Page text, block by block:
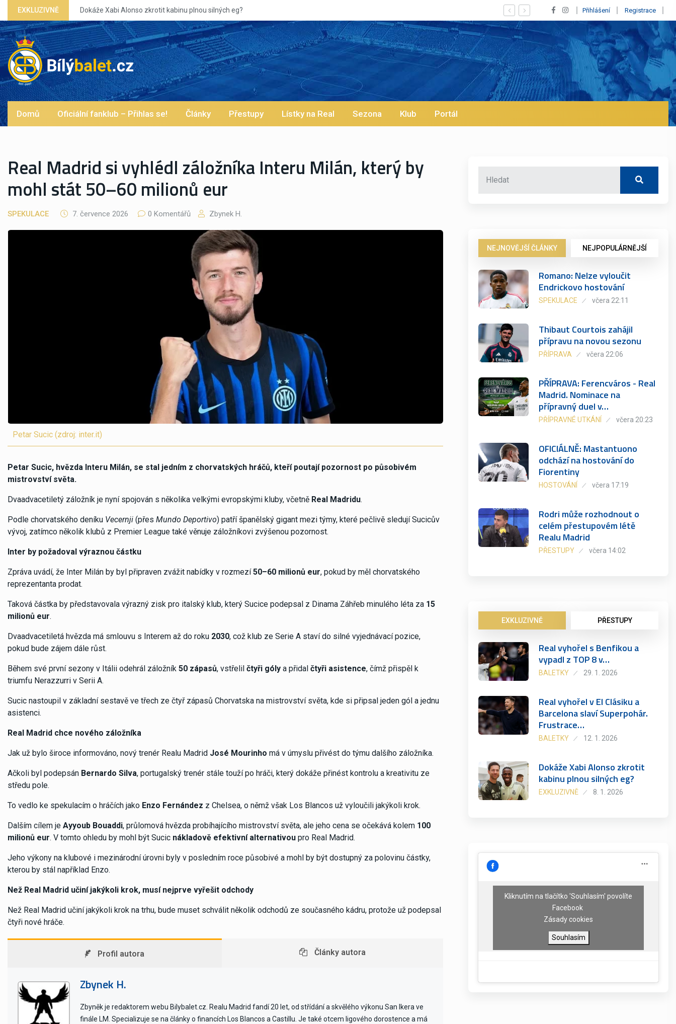
EXKLUZIVNĚDokáže Xabi Alonso zkrotit kabinu plnou silných eg? Vypískaný Vinícius! Blíží se jeho odchod z Realu a
Přihlášení Registrace
Domů Oficiální fanklub – Přihlas se! Články Přestupy Lístky na Real Sezona Klub Portál
Real Madrid si vyhlédl záložníka Interu Milán, který by
mohl stát 50–60 milionů eur
SPEKULACE 7. července 2026 0 Komentářů Zbynek H.
Petar Sucic (zdroj: inter.it)
Petar Sucic, hvězda Interu Milán, se stal jedním z chorvatských hráčů, kteří poutají pozornost po působivém
mistrovství světa.
Dvaadvacetiletý záložník je nyní spojován s několika velkými evropskými kluby, včetně Real Madridu.
Podle chorvatského deníku Vecernji (přes Mundo Deportivo) patří španělský gigant mezi týmy, které pečlivě sledují Sucicův
vývoj, zatímco několik klubů z Premier League také věnuje záložníkovi zvýšenou pozornost.
Inter by požadoval výraznou částku
Zpráva uvádí, že Inter Milán by byl připraven zvážit nabídky v rozmezí50–60 milionů eur, pokud by měl chorvatského
reprezentanta prodat.
Taková částka by představovala výrazný zisk pro italský klub, který Sucice podepsal z Dinama Záhřeb minulého léta za 15
milionů eur.
Dvaadvacetiletá hvězda má smlouvu s Interem až do roku 2030, což klub ze Serie A staví do silné vyjednávací pozice,
pokud bude zájem dále růst.
Během své první sezony v Itálii odehrál záložník 50 zápasů, vstřelil čtyři góly a přidal čtyři asistence, čímž přispěl k
triumfu Nerazzurri v Serii A.
Sucic nastoupil v základní sestavě ve třech ze čtyř zápasů Chorvatska na mistrovství světa, kde si připsal jeden gól a jednu
asistenci.
Real Madrid chce nového záložníka
Jak už bylo široce informováno, nový trenér Realu Madrid José Mourinho má v úmyslu přivést do týmu dalšího záložníka.
Ačkoli byl podepsán Bernardo Silva, portugalský trenér stále touží po hráči, který dokáže přinést kontrolu a kreativitu ze
středu pole.
To vedlo ke spekulacím o hráčích jako Enzo Fernández z Chelsea, o němž však Los Blancos už vyloučili jakýkoli krok.
Dalším cílem je Ayyoub Bouaddi, průlomová hvězda probíhajícího mistrovství světa, ale jeho cena se očekává kolem 100
milionů eur. V tomto ohledu by mohl být Sucic nákladově efektivní alternativou pro Real Madrid.
Jeho výkony na klubové i mezinárodní úrovni byly v posledním roce působivé a mohl by být dostupný za polovinu částky,
kterou by stál například Enzo.
Než Real Madrid učiní jakýkoli krok, musí nejprve vyřešit odchody
Než Real Madrid učiní jakýkoli krok na trhu, bude muset schválit několik odchodů ze současného kádru, protože už podepsal
čtyři nové hráče.
Profil autora Články autora
Zbynek H.
Zbyněk je redaktorem webu Bilybalet.cz. Realu Madrid fandí 20 let, od střídání a skvělého výkonu San Ikera ve
finále LM. Specializuje se na články o financích Los Blancos a Castillu. Je také otcem ligového dorostence a má
NEJNOVĚJŠÍ ČLÁNKY NEJPOPULÁRNĚJŠÍ
Romano: Nelze vyloučit
Endrickovo hostování
SPEKULACE včera 22:11
Thibaut Courtois zahájil
přípravu na novou sezonu
PŘÍPRAVA včera 22:06
PŘÍPRAVA: Ferencváros - Real
Madrid. Nominace na
přípravný duel v…
PŘÍPRAVNÉ UTKÁNÍ včera 20:23
OFICIÁLNĚ: Mastantuono
odchází na hostování do
Fiorentiny
HOSTOVÁNÍ včera 17:19
Rodri může rozhodnout o
celém přestupovém létě
Realu Madrid
PŘESTUPY včera 14:02
EXKLUZIVNĚ PŘESTUPY
Real vyhořel s Benfikou a
vypadl z TOP 8 v…
BALETKY 29. 1. 2026
Real vyhořel v El Clásiku a
Barcelona slaví Superpohár.
Frustrace…
BALETKY 12. 1. 2026
Dokáže Xabi Alonso zkrotit
kabinu plnou silných eg?
EXKLUZIVNĚ 8. 1. 2026
Kliknutím na tlačítko 'Souhlasím' povolíte
Facebook
Zásady cookies
Souhlasím